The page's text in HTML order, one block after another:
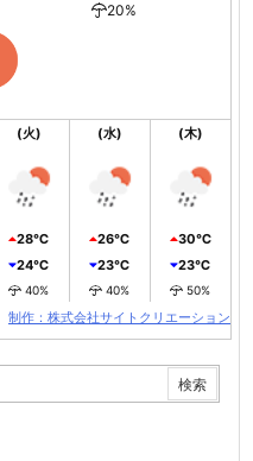
20%
(火)
28℃
24℃
40%
(水)
26℃
23℃
40%
(木)
30℃
23℃
50%
制作：株式会社サイトクリエーション